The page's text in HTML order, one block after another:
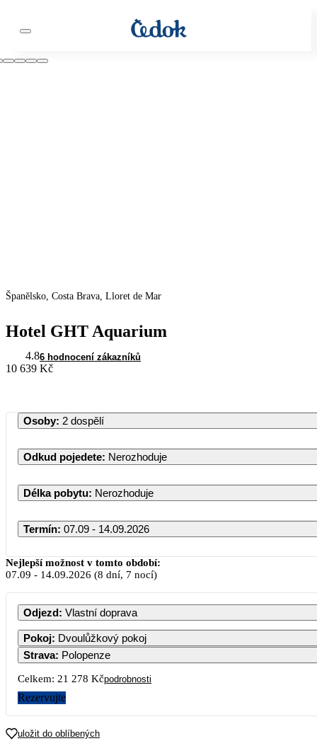
Španělsko, Costa Brava, Lloret de Mar
Hotel GHT Aquarium
4.86 hodnocení zákazníků
10 639 Kč
Osoby: 2 dospělí
Odkud pojedete: Nerozhoduje
Délka pobytu: Nerozhoduje
Termín: 07.09 - 14.09.2026
Září 2026
PO ÚT ST ČT PÁ SO
1 2 3 4 5
7 8 9 10 11 12
10 639 12 790
Nejlepší možnost v tomto období:
07.09 - 14.09.2026 (8 dní, 7 nocí)
Odjezd: Vlastní doprava
Pokoj: Dvoulůžkový pokoj
Strava: Polopenze
Celkem: 21 278 Kčpodrobnosti
Rezervujte
uložit do oblíbených